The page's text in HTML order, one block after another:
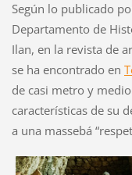
Según lo publicado
Departamento de
Ilan, en la revista de
se ha encontrado en
de casi metro y
características de su
a una massebá